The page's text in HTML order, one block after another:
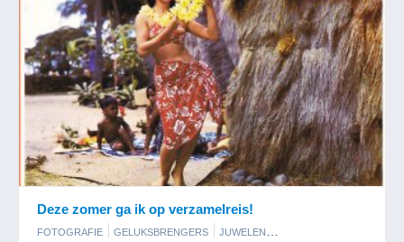
Deze zomer ga ik op verzamelreis!
FOTOGRAFIE GELUKSBRENGERS
JUWELEN